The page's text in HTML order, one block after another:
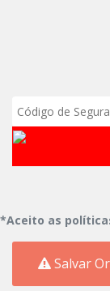
*Aceito as
Salvar